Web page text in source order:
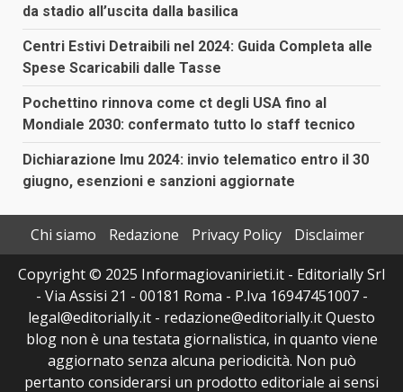
da stadio all’uscita dalla basilica
Centri Estivi Detraibili nel 2024: Guida Completa alle
Spese Scaricabili dalle Tasse
Pochettino rinnova come ct degli USA fino al
Mondiale 2030: confermato tutto lo staff tecnico
Dichiarazione Imu 2024: invio telematico entro il 30
giugno, esenzioni e sanzioni aggiornate
Chi siamo Redazione Privacy Policy
Disclaimer
Copyright © 2025 Informagiovanirieti.it - Editorially Srl
- Via Assisi 21 - 00181 Roma - P.Iva 16947451007 -
legal@editorially.it - redazione@editorially.it Questo
blog non è una testata giornalistica, in quanto viene
aggiornato senza alcuna periodicità. Non può
pertanto considerarsi un prodotto editoriale ai sensi